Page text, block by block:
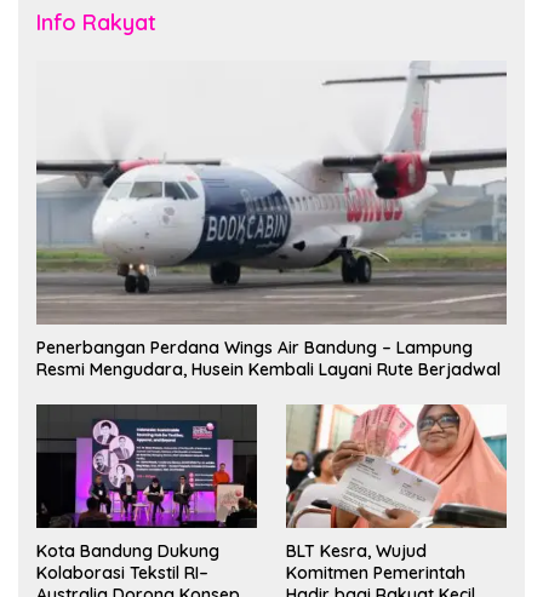
Info Rakyat
Penerbangan Perdana Wings Air Bandung – Lampung
Resmi Mengudara, Husein Kembali Layani Rute Berjadwal
Kota Bandung Dukung
Kolaborasi Tekstil RI–
BLT Kesra, Wujud
Komitmen Pemerintah